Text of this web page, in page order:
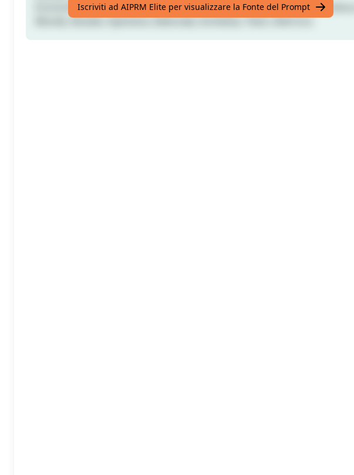
Economia, Sport, Intrattenimento, Tecnologia, Salute, Istruzione, Cultura,
Mondo, Brasile, Opinione, Editoriale, Inchiesta, Titoli, Ultim'ora
Iscriviti ad AIPRM Elite per visualizzare la Fonte del Prompt